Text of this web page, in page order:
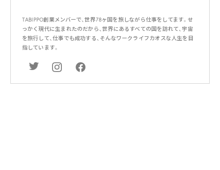
TABIPPO創業メンバーで、世界78ヶ国を旅しながら仕事をしてます。せ
っかく現代に生まれたのだから、世界にあるすべての国を訪れて、宇宙
を旅行して、仕事でも成功する、そんなワークライフカオスな人生を目
指しています。